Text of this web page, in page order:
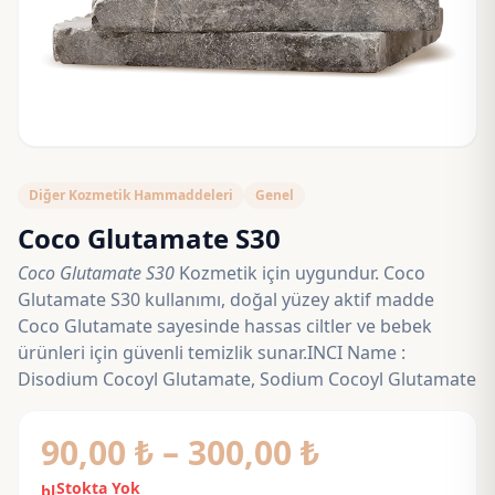
Diğer Kozmetik Hammaddeleri Genel
Coco Glutamate S30
Coco Glutamate S30 Kozmetik için uygundur. Coco
Glutamate S30 kullanımı, doğal yüzey aktif madde
Coco Glutamate sayesinde hassas ciltler ve bebek
ürünleri için güvenli temizlik sunar.INCI Name :
Disodium Cocoyl Glutamate, Sodium Cocoyl Glutamate
90,00 ₺ – 300,00 ₺Fiyat
Stokta Yok